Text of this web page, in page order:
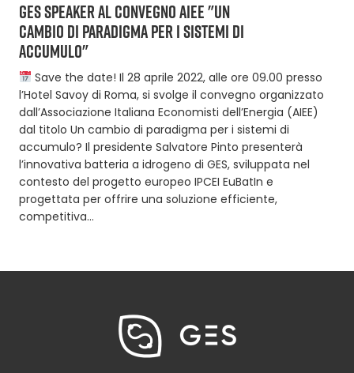
GES SPEAKER AL CONVEGNO AIEE "UN
CAMBIO DI PARADIGMA PER I SISTEMI DI
ACCUMULO"
Save the date! Il 28 aprile 2022, alle ore 09.00 presso
l’Hotel Savoy di Roma, si svolge il convegno organizzato
dall’Associazione Italiana Economisti dell’Energia (AIEE)
dal titolo Un cambio di paradigma per i sistemi di
accumulo? Il presidente Salvatore Pinto presenterà
l’innovativa batteria a idrogeno di GES, sviluppata nel
contesto del progetto europeo IPCEI EuBatIn e
progettata per offrire una soluzione efficiente,
competitiva…